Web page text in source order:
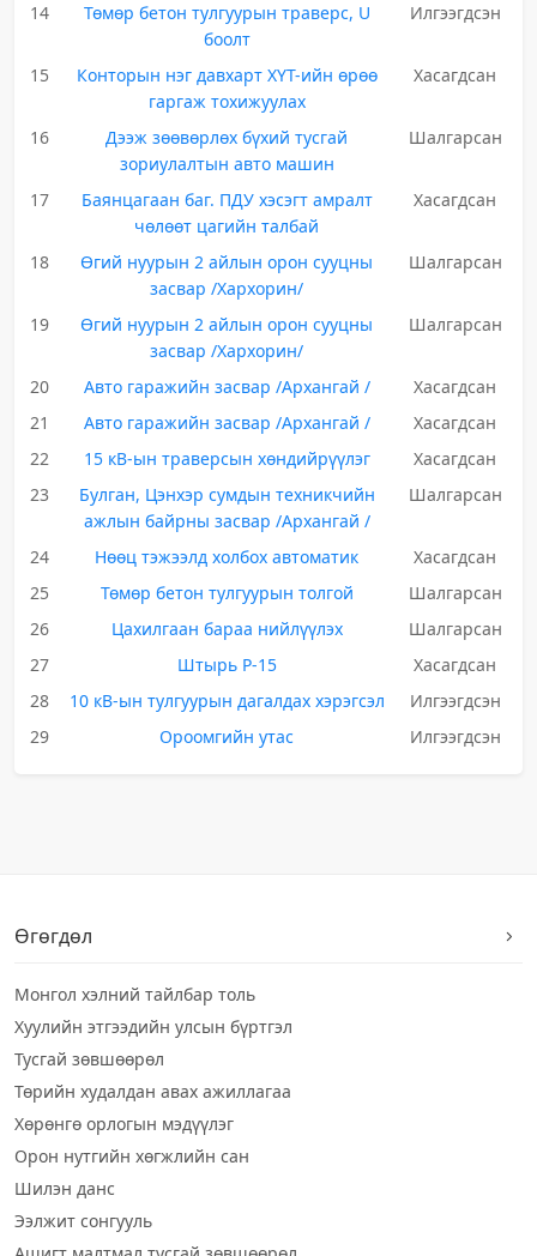
14
Төмөр бетон тулгуурын траверс, U
боолт
Илгээгдсэн
15
Конторын нэг давхарт ХҮТ-ийн өрөө
гаргаж тохижуулах
Хасагдсан
16
Дээж зөөвөрлөх бүхий тусгай
зориулалтын авто машин
Шалгарсан
17
Баянцагаан баг. ПДУ хэсэгт амралт
чөлөөт цагийн талбай
Хасагдсан
18
Өгий нуурын 2 айлын орон сууцны
засвар /Хархорин/
Шалгарсан
19
Өгий нуурын 2 айлын орон сууцны
засвар /Хархорин/
Шалгарсан
20 Авто гаражийн засвар /Архангай /
Хасагдсан
21
Авто гаражийн засвар /Архангай /
Хасагдсан
22
15 кВ-ын траверсын хөндийрүүлэг
Хасагдсан
23
Булган, Цэнхэр сумдын техникчийн
ажлын байрны засвар /Архангай /
Шалгарсан
24 Нөөц тэжээлд холбох автоматик
Хасагдсан
25
Төмөр бетон тулгуурын толгой
Шалгарсан
26
Цахилгаан бараа нийлүүлэх
Шалгарсан
27
Штырь Р-15
Хасагдсан
28
10 кВ-ын тулгуурын дагалдах хэрэгсэл
Илгээгдсэн
29
Ороомгийн утас Илгээгдсэн
Өгөгдөл
Монгол хэлний тайлбар толь
Хуулийн этгээдийн улсын бүртгэл
Тусгай зөвшөөрөл
Төрийн худалдан авах ажиллагаа
Хөрөнгө орлогын мэдүүлэг
Орон нутгийн хөгжлийн сан
Шилэн данс
Ээлжит сонгууль